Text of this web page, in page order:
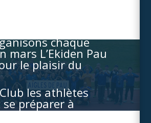
chaque
mars L’Ekiden Pau
le plaisir du
les athlètes
préparer à
courses y compris